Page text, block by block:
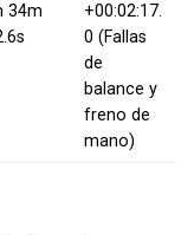
34m
+00:02:17.
0 (Fallas
de
balance y
freno de
mano)